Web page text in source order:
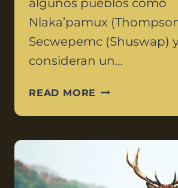
algunos pueblos como
Nlaka’pamux
Secwepemc (Shuswap)
consideran un…
READ MORE